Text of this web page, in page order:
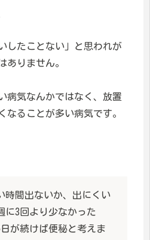
したことない」と思われが
ありません。
病気なんかではなく、放置
なることが多い病気です。
時間出ないか、出にくい
に3回より少なかった
が続けば便秘と考えま